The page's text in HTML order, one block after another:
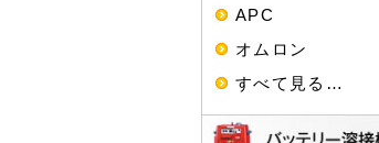
APC
オムロン
すべて見る…